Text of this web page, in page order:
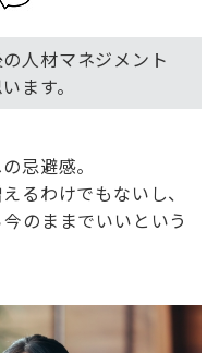
人材マネジメント
ます。
忌避感。
るわけでもないし、
のままでいいという